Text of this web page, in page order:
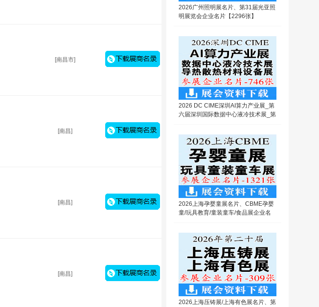
[南昌市]
[南昌]
[南昌]
[南昌]
2026广州照明展名片、第31届光亚照
明展览会企业名片【2296张】
2026 DC CIME深圳AI算力产业展_第
六届深圳国际数据中心液冷技术展_第
2026上海孕婴童展名片、CBME孕婴
童/玩具教育/童装童车/食品展企业名
2026上海压铸展/上海有色展名片、第